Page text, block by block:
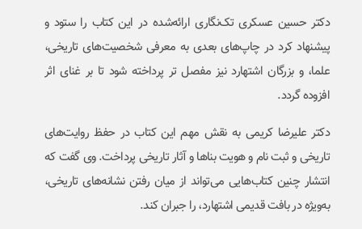
دکتر حسین عسکری تک‌نگاری ارائه‌شده در این کتاب را ستود و
پیشنهاد کرد در چاپ‌های بعدی به معرفی شخصیت‌های تاریخی،
علما، و بزرگان اشتهارد نیز مفصل تر پرداخته شود تا بر غنای اثر
افزوده گردد.
دکتر علیرضا کریمی به نقش مهم این کتاب در حفظ روایت‌های
تاریخی و ثبت نام و هویت بناها و آثار تاریخی پرداخت. وی گفت که
انتشار چنین کتاب‌هایی می‌تواند از میان رفتن نشانه‌های تاریخی،
به‌ویژه در بافت قدیمی اشتهارد، را جبران کند.